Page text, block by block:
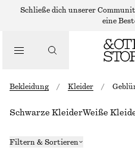
Schließe dich unserer
eine
Bekleidung / Kleider /
Schwarze KleiderWeiße
Filtern & Sortieren